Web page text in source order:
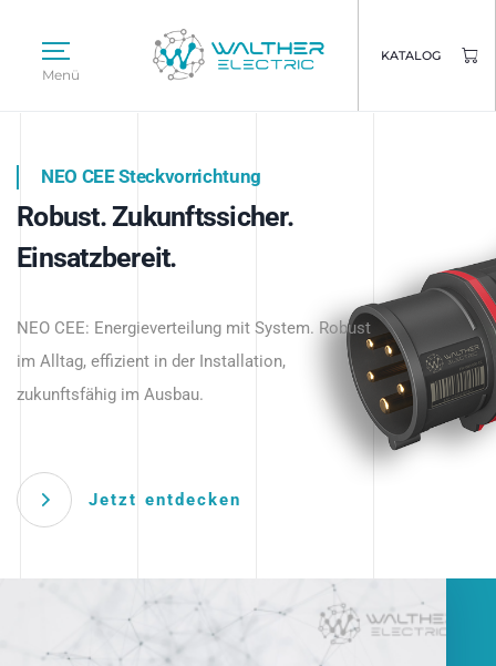
Menü
KATALOG
Intelligente Stromverteilung
beginnt hier.
NEO CEE Steckvorrichtung
Robust. Zukunftssicher.
Einsatzbereit.
NEO CEE: Energieverteilung mit System. Robust
im Alltag, effizient in der Installation,
zukunftsfähig im Ausbau.
Jetzt entdecken
Intelligenz trifft Energie.
Anwendungen – robust, IP-geschützt und
zukunftsfähig.